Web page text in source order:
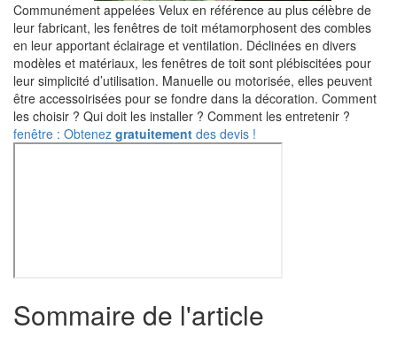
Communément appelées Velux en référence au plus célèbre de
leur fabricant, les fenêtres de toit métamorphosent des combles
en leur apportant éclairage et ventilation. Déclinées en divers
modèles et matériaux, les fenêtres de toit sont plébiscitées pour
leur simplicité d’utilisation. Manuelle ou motorisée, elles peuvent
être accessoirisées pour se fondre dans la décoration. Comment
les choisir ? Qui doit les installer ? Comment les entretenir ?
fenêtre : Obtenez gratuitement des devis !
Sommaire de l'article